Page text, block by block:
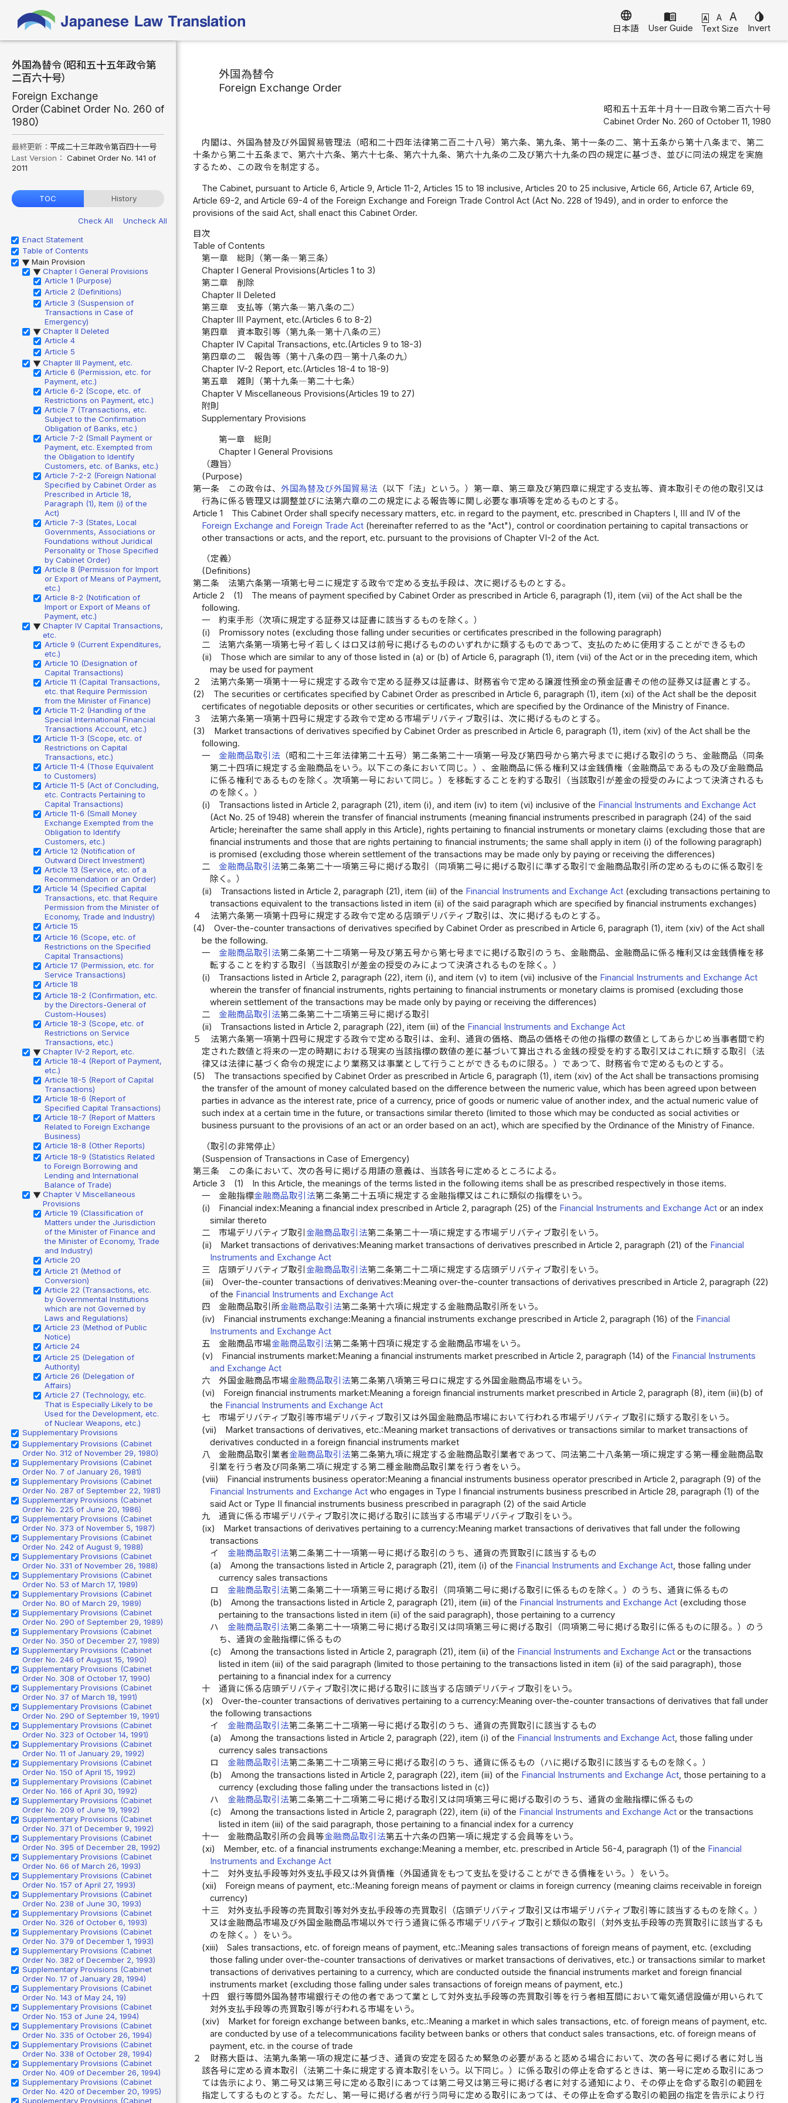
language
日本語
menu_book
User Guide
A A A
Text Size
invert_colors
Invert
外国為替令（昭和五十五年政令第
二百六十号）
Foreign Exchange
Order（Cabinet Order No. 260 of
1980）
最終更新： 平成二十三年政令第百四十一号
Last Version： Cabinet Order No. 141 of
2011
TOC History
Check All
Uncheck All
Enact Statement
Table of Contents
▶ Main Provision
▶ Chapter I General Provisions
Article 1 (Purpose)
Article 2 (Definitions)
Article 3 (Suspension of
Transactions in Case of
Emergency)
▶ Chapter II Deleted
Article 4
Article 5
▶ Chapter III Payment, etc.
Article 6 (Permission, etc. for
Payment, etc.)
Article 6-2 (Scope, etc. of
Restrictions on Payment, etc.)
Article 7 (Transactions, etc.
Subject to the Confirmation
Obligation of Banks, etc.)
Article 7-2 (Small Payment or
Payment, etc. Exempted from
the Obligation to Identify
Customers, etc. of Banks, etc.)
Article 7-2-2 (Foreign National
Specified by Cabinet Order as
Prescribed in Article 18,
Paragraph (1), Item (i) of the
Act)
Article 7-3 (States, Local
Governments, Associations or
Foundations without Juridical
Personality or Those Specified
by Cabinet Order)
Article 8 (Permission for Import
or Export of Means of Payment,
etc.)
Article 8-2 (Notification of
Import or Export of Means of
Payment, etc.)
▶ Chapter IV Capital Transactions,
etc.
Article 9 (Current Expenditures,
etc.)
Article 10 (Designation of
Capital Transactions)
Article 11 (Capital Transactions,
etc. that Require Permission
from the Minister of Finance)
Article 11-2 (Handling of the
Special International Financial
Transactions Account, etc.)
Article 11-3 (Scope, etc. of
Restrictions on Capital
Transactions, etc.)
Article 11-4 (Those Equivalent
to Customers)
Article 11-5 (Act of Concluding,
etc. Contracts Pertaining to
Capital Transactions)
Article 11-6 (Small Money
Exchange Exempted from the
Obligation to Identify
Customers, etc.)
Article 12 (Notification of
Outward Direct Investment)
Article 13 (Service, etc. of a
Recommendation or an Order)
Article 14 (Specified Capital
Transactions, etc. that Require
Permission from the Minister of
Economy, Trade and Industry)
Article 15
Article 16 (Scope, etc. of
Restrictions on the Specified
Capital Transactions)
Article 17 (Permission, etc. for
Service Transactions)
Article 18
Article 18-2 (Confirmation, etc.
by the Directors-General of
Custom-Houses)
Article 18-3 (Scope, etc. of
Restrictions on Service
Transactions, etc.)
▶ Chapter IV-2 Report, etc.
Article 18-4 (Report of Payment,
etc.)
Article 18-5 (Report of Capital
Transactions)
Article 18-6 (Report of
Specified Capital Transactions)
Article 18-7 (Report of Matters
Related to Foreign Exchange
Business)
Article 18-8 (Other Reports)
Article 18-9 (Statistics Related
to Foreign Borrowing and
Lending and International
Balance of Trade)
▶ Chapter V Miscellaneous
Provisions
Article 19 (Classification of
Matters under the Jurisdiction
of the Minister of Finance and
the Minister of Economy, Trade
and Industry)
Article 20
Article 21 (Method of
Conversion)
Article 22 (Transactions, etc.
by Governmental Institutions
which are not Governed by
Laws and Regulations)
Article 23 (Method of Public
Notice)
Article 24
Article 25 (Delegation of
Authority)
Article 26 (Delegation of
Affairs)
Article 27 (Technology, etc.
That is Especially Likely to be
Used for the Development, etc.
of Nuclear Weapons, etc.)
Supplementary Provisions
Supplementary Provisions (Cabinet
Order No. 312 of November 29, 1980)
Supplementary Provisions (Cabinet
Order No. 7 of January 26, 1981)
Supplementary Provisions (Cabinet
Order No. 287 of September 22, 1981)
Supplementary Provisions (Cabinet
Order No. 225 of June 20, 1986)
Supplementary Provisions (Cabinet
Order No. 373 of November 5, 1987)
Supplementary Provisions (Cabinet
Order No. 242 of August 9, 1988)
Supplementary Provisions (Cabinet
Order No. 331 of November 26, 1988)
Supplementary Provisions (Cabinet
Order No. 53 of March 17, 1989)
Supplementary Provisions (Cabinet
Order No. 80 of March 29, 1989)
Supplementary Provisions (Cabinet
Order No. 290 of September 29, 1989)
Supplementary Provisions (Cabinet
Order No. 350 of December 27, 1989)
Supplementary Provisions (Cabinet
Order No. 246 of August 15, 1990)
Supplementary Provisions (Cabinet
Order No. 308 of October 17, 1990)
Supplementary Provisions (Cabinet
Order No. 37 of March 18, 1991)
Supplementary Provisions (Cabinet
Order No. 290 of September 19, 1991)
Supplementary Provisions (Cabinet
Order No. 323 of October 14, 1991)
Supplementary Provisions (Cabinet
Order No. 11 of January 29, 1992)
Supplementary Provisions (Cabinet
Order No. 150 of April 15, 1992)
Supplementary Provisions (Cabinet
Order No. 166 of April 30, 1992)
Supplementary Provisions (Cabinet
Order No. 209 of June 19, 1992)
Supplementary Provisions (Cabinet
Order No. 371 of December 9, 1992)
Supplementary Provisions (Cabinet
Order No. 395 of December 28, 1992)
Supplementary Provisions (Cabinet
Order No. 66 of March 26, 1993)
Supplementary Provisions (Cabinet
Order No. 157 of April 27, 1993)
Supplementary Provisions (Cabinet
Order No. 238 of June 30, 1993)
Supplementary Provisions (Cabinet
Order No. 326 of October 6, 1993)
Supplementary Provisions (Cabinet
Order No. 379 of December 1, 1993)
Supplementary Provisions (Cabinet
Order No. 382 of December 2, 1993)
Supplementary Provisions (Cabinet
Order No. 17 of January 28, 1994)
Supplementary Provisions (Cabinet
Order No. 143 of May 24, 19)
Supplementary Provisions (Cabinet
Order No. 153 of June 24, 1994)
Supplementary Provisions (Cabinet
Order No. 335 of October 26, 1994)
Supplementary Provisions (Cabinet
Order No. 338 of October 28, 1994)
Supplementary Provisions (Cabinet
Order No. 409 of December 26, 1994)
Supplementary Provisions (Cabinet
Order No. 420 of December 20, 1995)
Supplementary Provisions (Cabinet
外国為替令
Foreign Exchange Order
昭和五十五年十月十一日政令第二百六十号
Cabinet Order No. 260 of October 11, 1980
内閣は、外国為替及び外国貿易管理法（昭和二十四年法律第二百二十八号）第六条、第九条、第十一条の二、第十五条から第十八条まで、第二
十条から第二十五条まで、第六十六条、第六十七条、第六十九条、第六十九条の二及び第六十九条の四の規定に基づき、並びに同法の規定を実施
するため、この政令を制定する。
The Cabinet, pursuant to Article 6, Article 9, Article 11-2, Articles 15 to 18 inclusive, Articles 20 to 25 inclusive, Article 66, Article 67, Article 69,
Article 69-2, and Article 69-4 of the Foreign Exchange and Foreign Trade Control Act (Act No. 228 of 1949), and in order to enforce the
provisions of the said Act, shall enact this Cabinet Order.
目次
Table of Contents
第一章 総則（第一条―第三条）
Chapter I General Provisions(Articles 1 to 3)
第二章 削除
Chapter II Deleted
第三章 支払等（第六条―第八条の二）
Chapter III Payment, etc.(Articles 6 to 8-2)
第四章 資本取引等（第九条―第十八条の三）
Chapter IV Capital Transactions, etc.(Articles 9 to 18-3)
第四章の二 報告等（第十八条の四―第十八条の九）
Chapter IV-2 Report, etc.(Articles 18-4 to 18-9)
第五章 雑則（第十九条―第二十七条）
Chapter V Miscellaneous Provisions(Articles 19 to 27)
附則
Supplementary Provisions
第一章 総則
Chapter I General Provisions
（趣旨）
(Purpose)
第一条
この政令は、 外国為替及び外国貿易法（以下「法」という。）第一章、第三章及び第四章に規定する支払等、資本取引その他の取引又は
行為に係る管理又は調整並びに法第六章の二の規定による報告等に関し必要な事項等を定めるものとする。
Article 1
This Cabinet Order shall specify necessary matters, etc. in regard to the payment, etc. prescribed in Chapters I, III and IV of the
Foreign Exchange and Foreign Trade Act(hereinafter referred to as the "Act"), control or coordination pertaining to capital transactions or
other transactions or acts, and the report, etc. pursuant to the provisions of Chapter VI-2 of the Act.
（定義）
(Definitions)
第二条
法第六条第一項第七号ニに規定する政令で定める支払手段は、次に掲げるものとする。
Article 2
(1)
The means of payment specified by Cabinet Order as prescribed in Article 6, paragraph (1), item (vii) of the Act shall be the
following.
一
約束手形（次項に規定する証券又は証書に該当するものを除く。）
(i)
Promissory notes (excluding those falling under securities or certificates prescribed in the following paragraph)
二
法第六条第一項第七号イ若しくはロ又は前号に掲げるもののいずれかに類するものであつて、支払のために使用することができるもの
(ii)
Those which are similar to any of those listed in (a) or (b) of Article 6, paragraph (1), item (vii) of the Act or in the preceding item, which
may be used for payment
２
法第六条第一項第十一号に規定する政令で定める証券又は証書は、財務省令で定める譲渡性預金の預金証書その他の証券又は証書とする。
(2)
The securities or certificates specified by Cabinet Order as prescribed in Article 6, paragraph (1), item (xi) of the Act shall be the deposit
certificates of negotiable deposits or other securities or certificates, which are specified by the Ordinance of the Ministry of Finance.
３
法第六条第一項第十四号に規定する政令で定める市場デリバティブ取引は、次に掲げるものとする。
(3)
Market transactions of derivatives specified by Cabinet Order as prescribed in Article 6, paragraph (1), item (xiv) of the Act shall be the
following.
一
金融商品取引法 （昭和二十三年法律第二十五号）第二条第二十一項第一号及び第四号から第六号までに掲げる取引のうち、金融商品（同条
第二十四項に規定する金融商品をいう。以下この条において同じ。）、金融商品に係る権利又は金銭債権（金融商品であるもの及び金融商品
に係る権利であるものを除く。次項第一号において同じ。）を移転することを約する取引（当該取引が差金の授受のみによつて決済されるも
のを除く。）
(i)
Transactions listed in Article 2, paragraph (21), item (i), and item (iv) to item (vi) inclusive of the Financial Instruments and Exchange Act
(Act No. 25 of 1948) wherein the transfer of financial instruments (meaning financial instruments prescribed in paragraph (24) of the said
Article; hereinafter the same shall apply in this Article), rights pertaining to financial instruments or monetary claims (excluding those that are
financial instruments and those that are rights pertaining to financial instruments; the same shall apply in item (i) of the following paragraph)
is promised (excluding those wherein settlement of the transactions may be made only by paying or receiving the differences)
二
金融商品取引法第二条第二十一項第三号に掲げる取引（同項第二号に掲げる取引に準ずる取引で金融商品取引所の定めるものに係る取引を
除く。）
(ii)
Transactions listed in Article 2, paragraph (21), item (iii) of the Financial Instruments and Exchange Act (excluding transactions pertaining to
transactions equivalent to the transactions listed in item (ii) of the said paragraph which are specified by financial instruments exchanges)
４
法第六条第一項第十四号に規定する政令で定める店頭デリバティブ取引は、次に掲げるものとする。
(4)
Over-the-counter transactions of derivatives specified by Cabinet Order as prescribed in Article 6, paragraph (1), item (xiv) of the Act shall
be the following.
一
金融商品取引法第二条第二十二項第一号及び第五号から第七号までに掲げる取引のうち、金融商品、金融商品に係る権利又は金銭債権を移
転することを約する取引（当該取引が差金の授受のみによつて決済されるものを除く。）
(i)
Transactions listed in Article 2, paragraph (22), item (i), and item (v) to item (vii) inclusive of the Financial Instruments and Exchange Act
wherein the transfer of financial instruments, rights pertaining to financial instruments or monetary claims is promised (excluding those
wherein settlement of the transactions may be made only by paying or receiving the differences)
二
金融商品取引法第二条第二十二項第三号に掲げる取引
(ii)
Transactions listed in Article 2, paragraph (22), item (iii) of the Financial Instruments and Exchange Act
５
法第六条第一項第十四号に規定する政令で定める取引は、金利、通貨の価格、商品の価格その他の指標の数値としてあらかじめ当事者間で約
定された数値と将来の一定の時期における現実の当該指標の数値の差に基づいて算出される金銭の授受を約する取引又はこれに類する取引（法
律又は法律に基づく命令の規定により業務又は事業として行うことができるものに限る。）であつて、財務省令で定めるものとする。
(5)
The transactions specified by Cabinet Order as prescribed in Article 6, paragraph (1), item (xiv) of the Act shall be transactions promising
the transfer of the amount of money calculated based on the difference between the numeric value, which has been agreed upon between
parties in advance as the interest rate, price of a currency, price of goods or numeric value of another index, and the actual numeric value of
such index at a certain time in the future, or transactions similar thereto (limited to those which may be conducted as social activities or
business pursuant to the provisions of an act or an order based on an act), which are specified by the Ordinance of the Ministry of Finance.
（取引の非常停止）
(Suspension of Transactions in Case of Emergency)
第三条
この条において、次の各号に掲げる用語の意義は、当該各号に定めるところによる。
Article 3
(1)
In this Article, the meanings of the terms listed in the following items shall be as prescribed respectively in those items.
一
金融指標金融商品取引法第二条第二十五項に規定する金融指標又はこれに類似の指標をいう。
(i)
Financial index:Meaning a financial index prescribed in Article 2, paragraph (25) of the Financial Instruments and Exchange Act or an index
similar thereto
二
市場デリバティブ取引 金融商品取引法第二条第二十一項に規定する市場デリバティブ取引をいう。
(ii)
Market transactions of derivatives:Meaning market transactions of derivatives prescribed in Article 2, paragraph (21) of the Financial
Instruments and Exchange Act
三
店頭デリバティブ取引 金融商品取引法第二条第二十二項に規定する店頭デリバティブ取引をいう。
(iii)
Over-the-counter transactions of derivatives:Meaning over-the-counter transactions of derivatives prescribed in Article 2, paragraph (22)
of the Financial Instruments and Exchange Act
四
金融商品取引所金融商品取引法第二条第十六項に規定する金融商品取引所をいう。
(iv)
Financial instruments exchange:Meaning a financial instruments exchange prescribed in Article 2, paragraph (16) of the Financial
Instruments and Exchange Act
五
金融商品市場金融商品取引法第二条第十四項に規定する金融商品市場をいう。
(v)
Financial instruments market:Meaning a financial instruments market prescribed in Article 2, paragraph (14) of the Financial Instruments
and Exchange Act
六
外国金融商品市場金融商品取引法第二条第八項第三号ロに規定する外国金融商品市場をいう。
(vi)
Foreign financial instruments market:Meaning a foreign financial instruments market prescribed in Article 2, paragraph (8), item (iii)(b) of
the Financial Instruments and Exchange Act
七
市場デリバティブ取引等市場デリバティブ取引又は外国金融商品市場において行われる市場デリバティブ取引に類する取引をいう。
(vii)
Market transactions of derivatives, etc.:Meaning market transactions of derivatives or transactions similar to market transactions of
derivatives conducted in a foreign financial instruments market
八
金融商品取引業者金融商品取引法第二条第九項に規定する金融商品取引業者であつて、同法第二十八条第一項に規定する第一種金融商品取
引業を行う者及び同条第二項に規定する第二種金融商品取引業を行う者をいう。
(viii)
Financial instruments business operator:Meaning a financial instruments business operator prescribed in Article 2, paragraph (9) of the
Financial Instruments and Exchange Act who engages in Type I financial instruments business prescribed in Article 28, paragraph (1) of the
said Act or Type II financial instruments business prescribed in paragraph (2) of the said Article
九
通貨に係る市場デリバティブ取引次に掲げる取引に該当する市場デリバティブ取引をいう。
(ix)
Market transactions of derivatives pertaining to a currency:Meaning market transactions of derivatives that fall under the following
transactions
イ
金融商品取引法第二条第二十一項第一号に掲げる取引のうち、通貨の売買取引に該当するもの
(a)
Among the transactions listed in Article 2, paragraph (21), item (i) of the Financial Instruments and Exchange Act, those falling under
currency sales transactions
ロ
金融商品取引法第二条第二十一項第三号に掲げる取引（同項第二号に掲げる取引に係るものを除く。）のうち、通貨に係るもの
(b)
Among the transactions listed in Article 2, paragraph (21), item (iii) of the Financial Instruments and Exchange Act (excluding those
pertaining to the transactions listed in item (ii) of the said paragraph), those pertaining to a currency
ハ
金融商品取引法第二条第二十一項第二号に掲げる取引又は同項第三号に掲げる取引（同項第二号に掲げる取引に係るものに限る。）のう
ち、通貨の金融指標に係るもの
(c)
Among the transactions listed in Article 2, paragraph (21), item (ii) of the Financial Instruments and Exchange Act or the transactions
listed in item (iii) of the said paragraph (limited to those pertaining to the transactions listed in item (ii) of the said paragraph), those
pertaining to a financial index for a currency
十
通貨に係る店頭デリバティブ取引次に掲げる取引に該当する店頭デリバティブ取引をいう。
(x)
Over-the-counter transactions of derivatives pertaining to a currency:Meaning over-the-counter transactions of derivatives that fall under
the following transactions
イ
金融商品取引法第二条第二十二項第一号に掲げる取引のうち、通貨の売買取引に該当するもの
(a)
Among the transactions listed in Article 2, paragraph (22), item (i) of the Financial Instruments and Exchange Act, those falling under
currency sales transactions
ロ
金融商品取引法第二条第二十二項第三号に掲げる取引のうち、通貨に係るもの（ハに掲げる取引に該当するものを除く。）
(b)
Among the transactions listed in Article 2, paragraph (22), item (iii) of the Financial Instruments and Exchange Act, those pertaining to a
currency (excluding those falling under the transactions listed in (c))
ハ
金融商品取引法第二条第二十二項第二号に掲げる取引又は同項第三号に掲げる取引のうち、通貨の金融指標に係るもの
(c)
Among the transactions listed in Article 2, paragraph (22), item (ii) of the Financial Instruments and Exchange Act or the transactions
listed in item (iii) of the said paragraph, those pertaining to a financial index for a currency
十一
金融商品取引所の会員等金融商品取引法第五十六条の四第一項に規定する会員等をいう。
(xi)
Member, etc. of a financial instruments exchange:Meaning a member, etc. prescribed in Article 56-4, paragraph (1) of the Financial
Instruments and Exchange Act
十二
対外支払手段等対外支払手段又は外貨債権（外国通貨をもつて支払を受けることができる債権をいう。）をいう。
(xii)
Foreign means of payment, etc.:Meaning foreign means of payment or claims in foreign currency (meaning claims receivable in foreign
currency)
十三
対外支払手段等の売買取引等対外支払手段等の売買取引（店頭デリバティブ取引又は市場デリバティブ取引等に該当するものを除く。）
又は金融商品市場及び外国金融商品市場以外で行う通貨に係る市場デリバティブ取引と類似の取引（対外支払手段等の売買取引に該当するも
のを除く。）をいう。
(xiii)
Sales transactions, etc. of foreign means of payment, etc.:Meaning sales transactions of foreign means of payment, etc. (excluding
those falling under over-the-counter transactions of derivatives or market transactions of derivatives, etc.) or transactions similar to market
transactions of derivatives pertaining to a currency, which are conducted outside the financial instruments market and foreign financial
instruments market (excluding those falling under sales transactions of foreign means of payment, etc.)
十四
銀行等間外国為替市場銀行その他の者であつて業として対外支払手段等の売買取引等を行う者相互間において電気通信設備が用いられて
対外支払手段等の売買取引等が行われる市場をいう。
(xiv)
Market for foreign exchange between banks, etc.:Meaning a market in which sales transactions, etc. of foreign means of payment, etc.
are conducted by use of a telecommunications facility between banks or others that conduct sales transactions, etc. of foreign means of
payment, etc. in the course of trade
２
財務大臣は、法第九条第一項の規定に基づき、通貨の安定を図るため緊急の必要があると認める場合において、次の各号に掲げる者に対し当
該各号に定める資本取引（法第二十条に規定する資本取引をいう。以下同じ。）に係る取引の停止を命ずるときは、第一号に定める取引にあつ
ては告示により、第二号又は第三号に定める取引にあつては第二号又は第三号に掲げる者に対する通知により、その停止を命ずる取引の範囲を
指定してするものとする。ただし、第一号に掲げる者が行う同号に定める取引にあつては、その停止を命ずる取引の範囲の指定を告示により行